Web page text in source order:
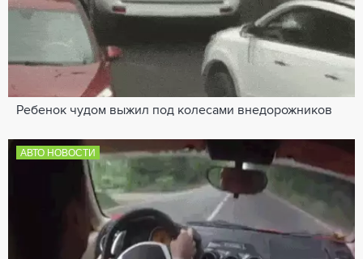
Ребенок чудом выжил под колесами внедорожников
АВТО НОВОСТИ